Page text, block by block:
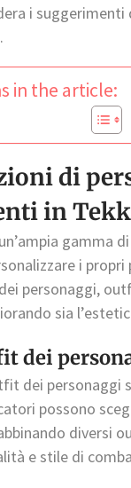
i
in the article:
di
in
gamma
i
personaggi,
sia
dei
dei personaggi
possono
diversi
e stile di